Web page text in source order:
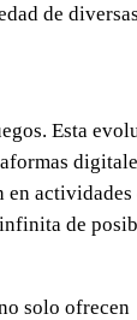
de
Esta
actividades
de
solo ofrecen